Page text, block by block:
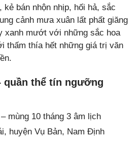
bán nhộn nhịp, hối hả, sắc
cảnh mưa xuân lất phất giăng
xanh mướt với những sắc hoa
thấm thía hết những giá trị văn
quần thể tín ngưỡng
mùng 10 tháng 3 âm lịch
huyện Vụ Bản, Nam Định